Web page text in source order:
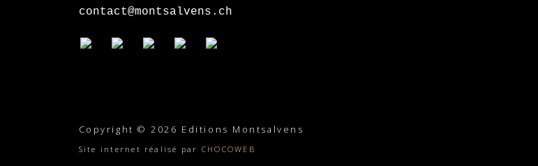
contact@montsalvens.ch
Copyright © 2026 Editions Montsalvens
Site internet réalisé par CHOCOWEB